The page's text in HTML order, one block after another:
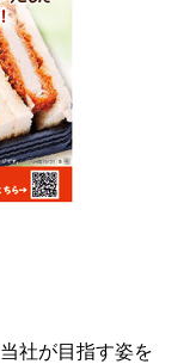
社が目指す姿を